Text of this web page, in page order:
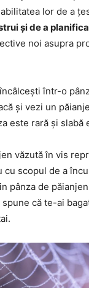
lor de a
și de a
noi asupra
într-o
și vezi un
este rară și
văzută în vis
cu scopul de a
pânza de păianjen
că te-ai